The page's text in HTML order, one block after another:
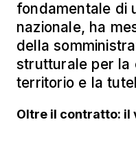
fondamentale di
nazionale, ha
della
strutturale per la
territorio e la
Oltre il contratto: il